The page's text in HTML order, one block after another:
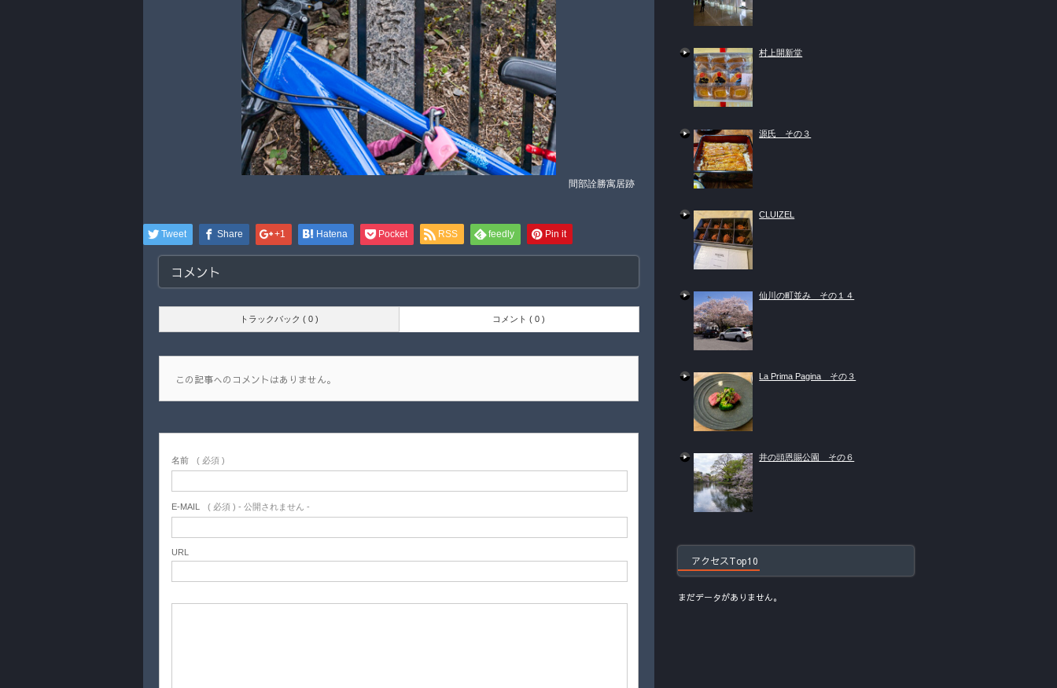
間部詮勝寓居跡
Tweet Share +1 Hatena Pocket RSS feedly Pin it
コメント
トラックバック ( 0 ) コメント ( 0 )
この記事へのコメントはありません。
名前 ( 必須 )
E-MAIL ( 必須 ) - 公開されません -
URL
村上開新堂
源氏 その３
CLUIZEL
仙川の町並み その１４
La Prima Pagina その３
井の頭恩賜公園 その６
アクセスTop10
まだデータがありません。